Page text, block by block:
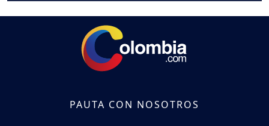
PAUTA CON NOSOTROS